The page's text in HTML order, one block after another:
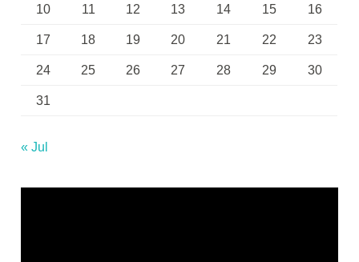
10 11 12 13 14 15 16
17 18 19 20 21 22 23
24 25 26 27 28 29 30
31
« Jul